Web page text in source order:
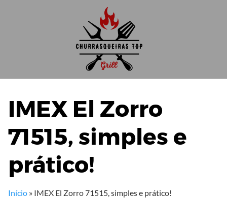
IMEX El Zorro
71515, simples e
prático!
Início » IMEX El Zorro 71515, simples e prático!